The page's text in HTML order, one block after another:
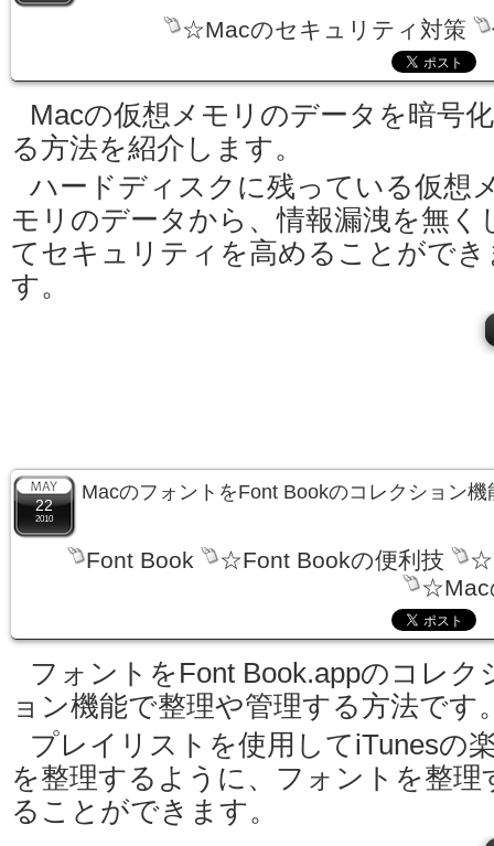
☆Macのセキュリティ対策
Macの仮想メモリのデータを暗号
る方法を紹介します。
ハードディスクに残っている仮想
モリのデータから、情報漏洩を無く
てセキュリティを高めることができ
す。
22
2010
MacのフォントをFont Bookのコレクション
Font Book ☆Font Bookの便利技
☆Mac
フォントをFont Book.appのコレク
ョン機能で整理や管理する方法です
プレイリストを使用してiTunesの
を整理するように、フォントを整理
ることができます。